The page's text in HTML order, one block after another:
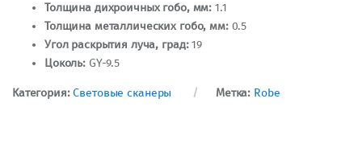
Толщина дихроичных гобо, мм: 1.1
Толщина металлических гобо, мм:0.5
Угол раскрытия луча, град:19
Цоколь: GY-9.5
Категория:Световые сканеры Метка: Robe